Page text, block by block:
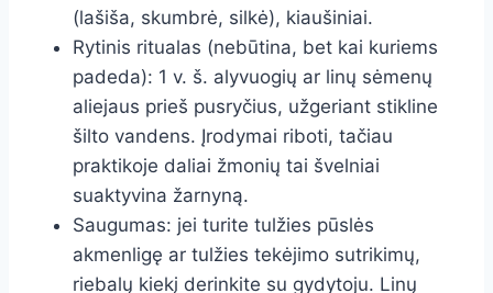
(lašiša, skumbrė, silkė), kiaušiniai.
Rytinis ritualas (nebūtina, bet kai kuriems
padeda): 1 v. š. alyvuogių ar linų sėmenų
aliejaus prieš pusryčius, užgeriant stikline
šilto vandens. Įrodymai riboti, tačiau
praktikoje daliai žmonių tai švelniai
suaktyvina žarnyną.
Saugumas: jei turite tulžies pūslės
akmenligę ar tulžies tekėjimo sutrikimų,
riebalų kiekį derinkite su gydytoju. Linų